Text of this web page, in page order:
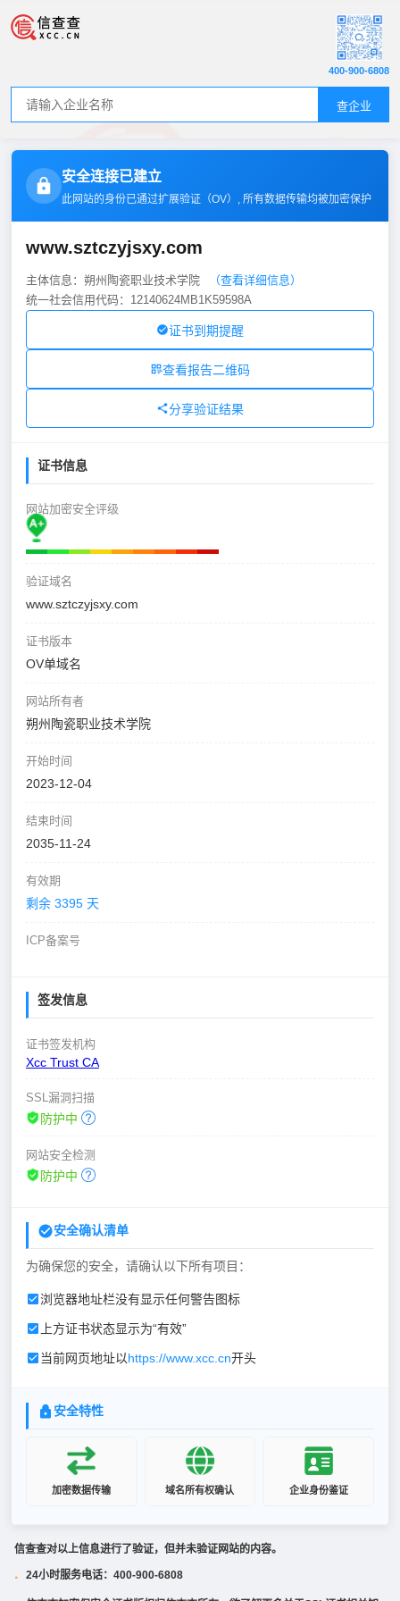
查企业
400-900-6808
安全连接已建立
此网站的身份已通过扩展验证（OV）, 所有数据传输均被加密保护
www.sztczyjsxy.com
主体信息：朔州陶瓷职业技术学院
（查看详细信息）
统一社会信用代码：12140624MB1K59598A
证书到期提醒
查看报告二维码
分享验证结果
证书信息
网站加密安全评级
验证域名
www.sztczyjsxy.com
证书版本
OV单域名
网站所有者
朔州陶瓷职业技术学院
开始时间
2023-12-04
结束时间
2035-11-24
有效期
剩余 3395 天
ICP备案号
签发信息
证书签发机构
Xcc Trust CA
SSL漏洞扫描
防护中
网站安全检测
防护中
安全确认清单
为确保您的安全，请确认以下所有项目：
浏览器地址栏没有显示任何警告图标
上方证书状态显示为“有效”
当前网页地址以https://www.xcc.cn开头
安全特性
加密数据传输 域名所有权确认 企业身份鉴证
信查查对以上信息进行了验证，但并未验证网站的内容。
· 24小时服务电话：400-900-6808